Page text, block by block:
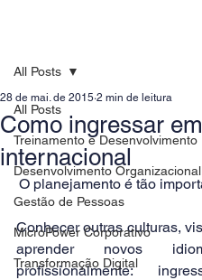
All Posts
Treinamento e Desenvolvimento
Desenvolvimento Organizacional
Gestão de Pessoas
MicroPower Corporativo
Transformação Digital
All Posts
Como ingressar
internacional
28 de mai. de 2015 2 min de leitura
O planejamento é tão
Conhecer outras culturas,
aprender novos
profissionalmente: